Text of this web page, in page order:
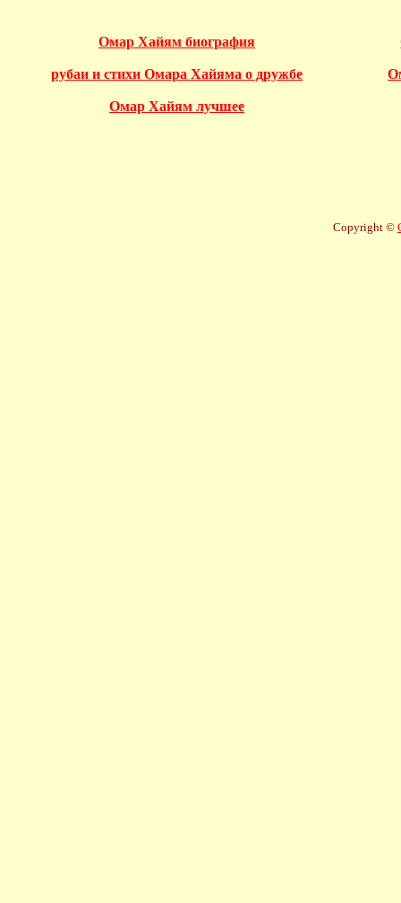
Омар Хайям биография
рубаи и стихи Омара Хайяма о дружбе
Омар Хайям лучшее
Copyright ©